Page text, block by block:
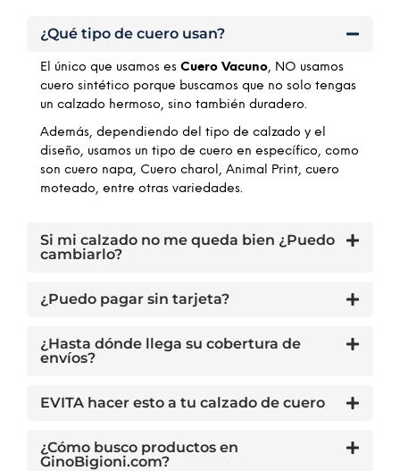
¿Qué tipo de cuero usan?
El único que usamos es Cuero Vacuno, NO usamos
cuero sintético porque buscamos que no solo tengas
un calzado hermoso, sino también duradero.
Además, dependiendo del tipo de calzado y el
diseño, usamos un tipo de cuero en específico, como
son cuero napa, Cuero charol, Animal Print, cuero
moteado, entre otras variedades.
Si mi calzado no me queda bien ¿Puedo
cambiarlo?
¿Puedo pagar sin tarjeta?
¿Hasta dónde llega su cobertura de
envíos?
EVITA hacer esto a tu calzado de cuero
¿Cómo busco productos en
GinoBigioni.com?